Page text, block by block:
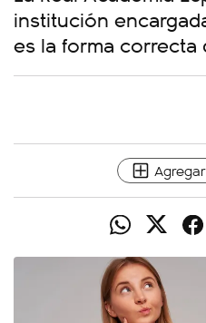
institución
es la forma correcta